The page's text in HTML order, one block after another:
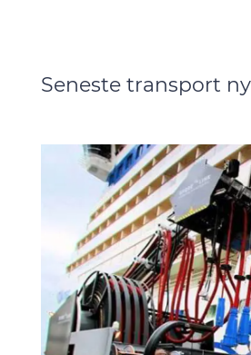
Seneste transport